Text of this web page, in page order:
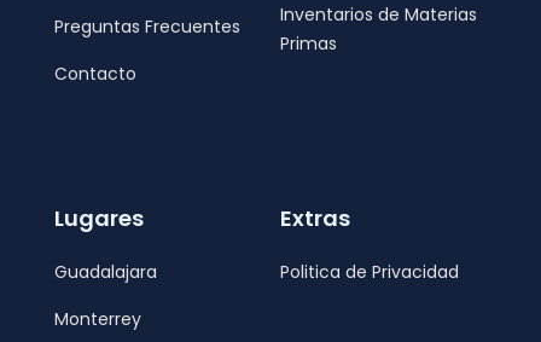
Preguntas Frecuentes
Contacto
Inventarios de Materias
Primas
Lugares
Guadalajara
Monterrey
Extras
Politica de Privacidad